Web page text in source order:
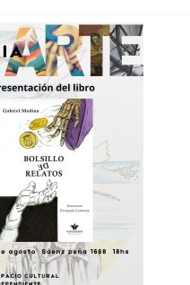
sede
del
cierre
general
de
los
Juegos
Epade
2027